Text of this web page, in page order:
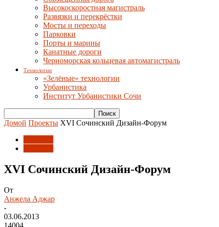
Высокоскоростная магистраль
Развязки и перекрёстки
Мосты и переходы
Парковки
Порты и марины
Канатные дороги
Черноморская кольцевая автомагистраль
Технологии
«Зелёные» технологии
Урбанистика
Институт Урбанистики Сочи
Домой Проекты XVI Сочинский Дизайн-Форум
XVI Сочинский Дизайн-Форум
От
Анжела Аджар
-
03.06.2013
14004